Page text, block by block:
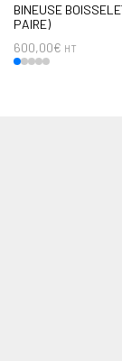
BINEUSE
PAIRE)
600,00€ HT